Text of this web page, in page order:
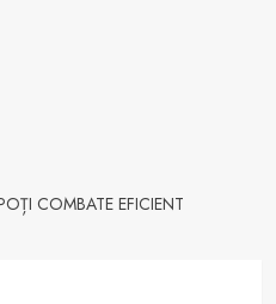
COMBATE EFICIENT